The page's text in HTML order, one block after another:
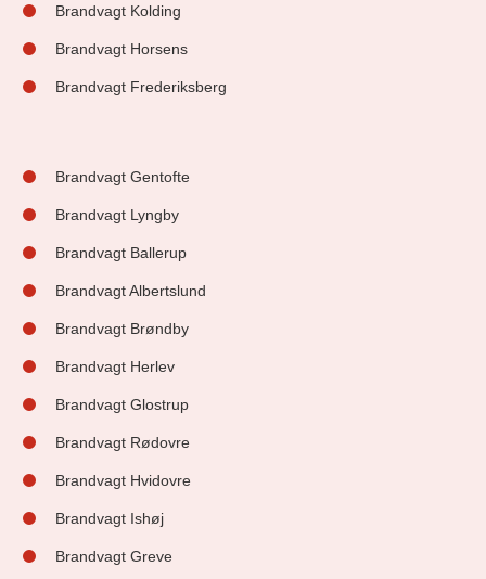
Brandvagt Kolding
Brandvagt Horsens
Brandvagt Frederiksberg
Brandvagt Gentofte
Brandvagt Lyngby
Brandvagt Ballerup
Brandvagt Albertslund
Brandvagt Brøndby
Brandvagt Herlev
Brandvagt Glostrup
Brandvagt Rødovre
Brandvagt Hvidovre
Brandvagt Ishøj
Brandvagt Greve